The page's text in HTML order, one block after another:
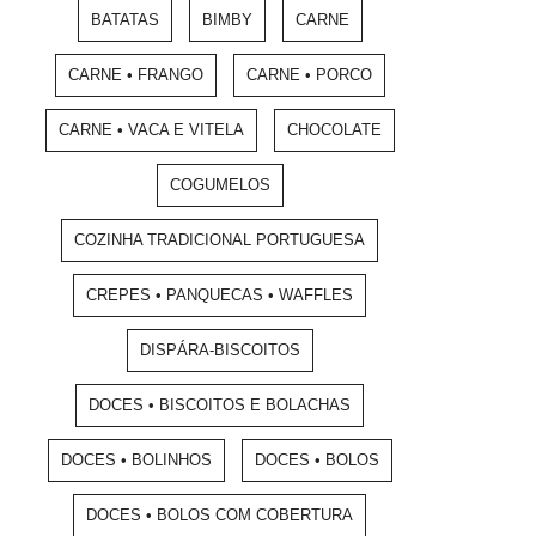
BATATAS BIMBY CARNE
CARNE • FRANGO CARNE • PORCO
CARNE • VACA E VITELA CHOCOLATE
COGUMELOS
COZINHA TRADICIONAL PORTUGUESA
CREPES • PANQUECAS • WAFFLES
DISPÁRA-BISCOITOS
DOCES • BISCOITOS E BOLACHAS
DOCES • BOLINHOS DOCES • BOLOS
DOCES • BOLOS COM COBERTURA